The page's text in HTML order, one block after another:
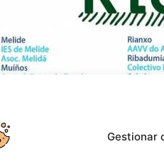
Gestionar